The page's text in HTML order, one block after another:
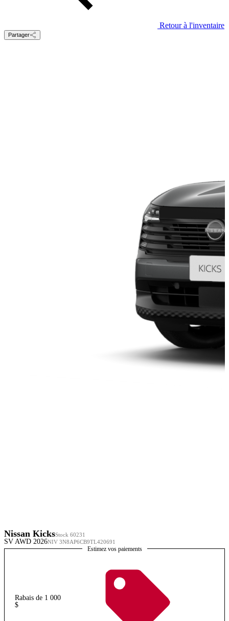
Retour à l'inventaire
Partager
Nissan KicksStock 60231
SV AWD 2026NIV 3N8AP6CB9TL420691
Estimez vos paiements
Rabais de 1 000
$